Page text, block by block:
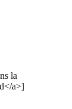
la
a>]